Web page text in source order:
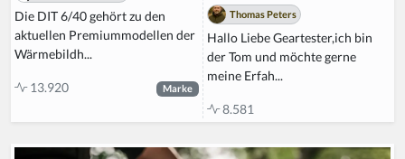
Die DIT 6/40 gehört zu den
aktuellen Premiummodellen der
Wärmebildh...
13.920 Marke
Thomas Peters
Hallo Liebe Geartester,ich bin
der Tom und möchte gerne
meine Erfah...
8.581